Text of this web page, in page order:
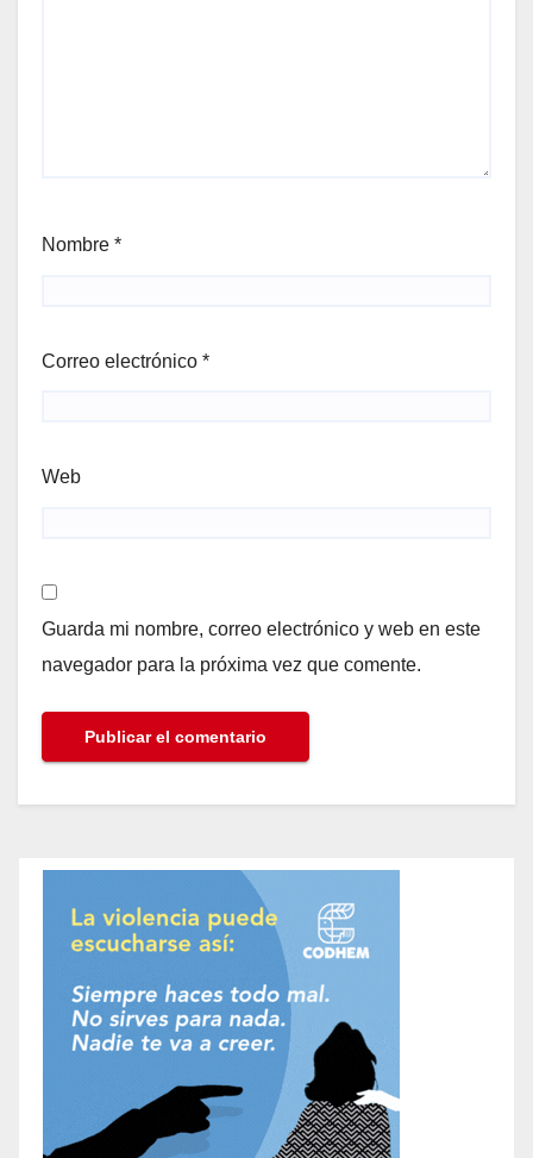
Nombre *
Correo electrónico *
Web
Guarda mi nombre, correo electrónico y web en este
navegador para la próxima vez que comente.